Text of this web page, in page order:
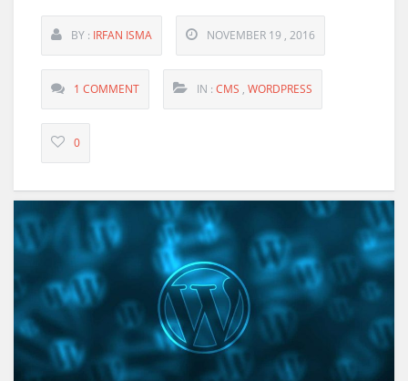
BY : IRFAN ISMA NOVEMBER 19 , 2016
1 COMMENT IN : CMS , WORDPRESS
0